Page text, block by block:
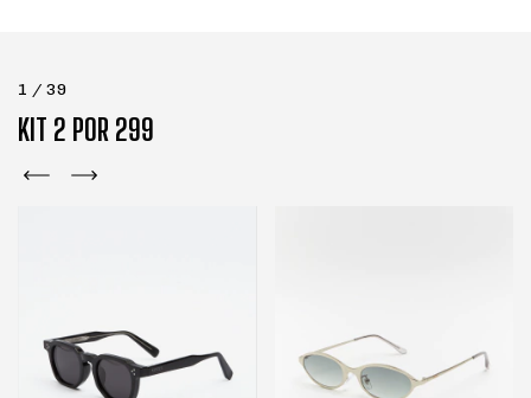
1 / 39
KIT 2 POR 299